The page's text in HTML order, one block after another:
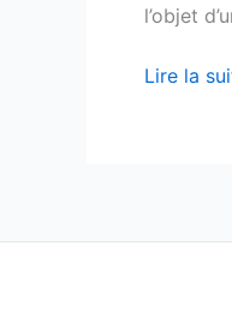
l’objet
Lire la